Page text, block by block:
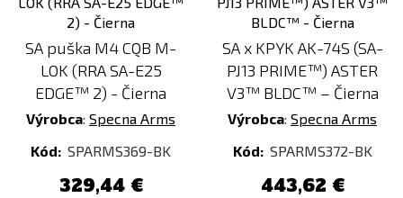
SA puška M4 CQB M-
LOK (RRA SA-E25
EDGE™ 2) - Čierna
Výrobca: Specna Arms
Kód: SPARMS369-BK
329,44 €
SA x KPYK AK-74S (SA-
PJ13 PRIME™) ASTER
V3™ BLDC™ – Čierna
Výrobca: Specna Arms
Kód: SPARMS372-BK
443,62 €